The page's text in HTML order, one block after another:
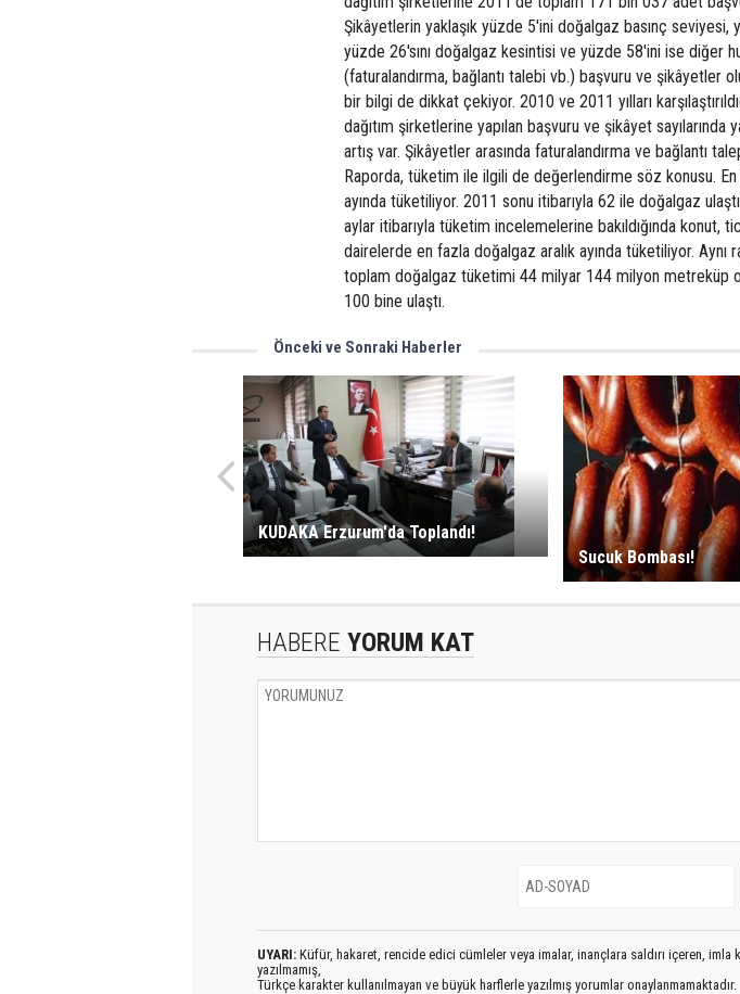
Şikâyetlerin yaklaşık yüzde 5'ini doğalgaz basınç seviyesi,
yüzde 26'sını doğalgaz kesintisi ve yüzde 58'ini ise diğer
(faturalandırma, bağlantı talebi vb.) başvuru ve şikâyetler
bir bilgi de dikkat çekiyor. 2010 ve 2011 yılları
dağıtım şirketlerine yapılan başvuru ve şikâyet sayılarında
artış var. Şikâyetler arasında faturalandırma ve bağlantı
Raporda, tüketim ile ilgili de değerlendirme söz konusu.
ayında tüketiliyor. 2011 sonu itibarıyla 62 ile doğalgaz
aylar itibarıyla tüketim incelemelerine bakıldığında konut,
dairelerde en fazla doğalgaz aralık ayında tüketiliyor. Aynı
toplam doğalgaz tüketimi 44 milyar 144 milyon metreküp
100 bine ulaştı.
Önceki ve Sonraki Haberler
KUDAKA Erzurum'da Toplandı!
Sucuk Bombası!
HABERE YORUM KAT
UYARI: Küfür, hakaret, rencide edici cümleler veya imalar, inançlara saldırı içeren, imla
yazılmamış,
Türkçe karakter kullanılmayan ve büyük harflerle yazılmış yorumlar onaylanmamaktadır.